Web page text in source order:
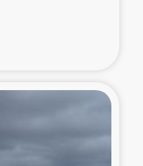
オ）事業